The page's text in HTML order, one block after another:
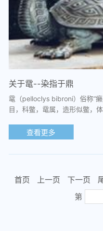
关于鼋--染指于鼎
鼋（pelloclys bibroni）俗称“
目，科鳖，鼋属，造形似鳖，
查看更多
首页 上一页 下一页
第